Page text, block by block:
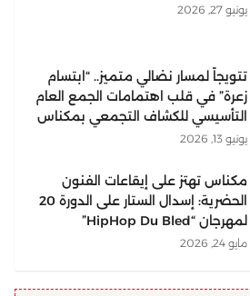
يونيو 27, 2026
تتويجاً لمسار نضالي متميز.. “ابتسام
زعرة” في قلب اهتمامات الجمع العام
التأسيسي للكشاف التجمعي بمكناس
يونيو 13, 2026
مكناس تهتز على إيقاعات الفنون
الحضرية: إسدال الستار على الدورة 20
لمهرجان “HipHop Du Bled”
مايو 24, 2026